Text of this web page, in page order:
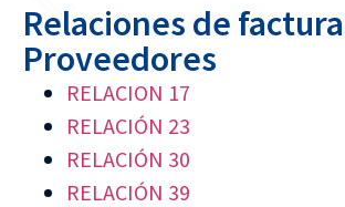
Relaciones de
Proveedores
RELACION 17
RELACIÓN 23
RELACIÓN 30
RELACIÓN 39